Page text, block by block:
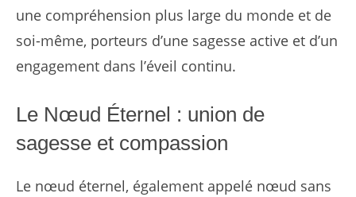
une compréhension plus large du monde et de
soi-même, porteurs d’une sagesse active et d’un
engagement dans l’éveil continu.
Le Nœud Éternel : union de
sagesse et compassion
Le nœud éternel, également appelé nœud sans